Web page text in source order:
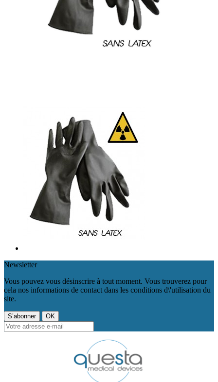
Newsletter
Vous pouvez vous désinscrire à tout moment. Vous trouverez pour
cela nos informations de contact dans les conditions d\'utilisation du
site.